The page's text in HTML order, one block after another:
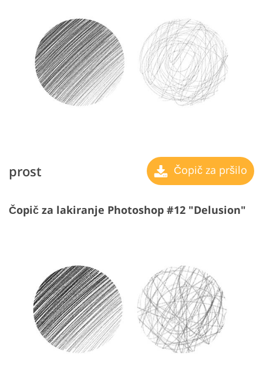
prost Čopič za pršilo
Čopič za lakiranje Photoshop #12 "Delusion"